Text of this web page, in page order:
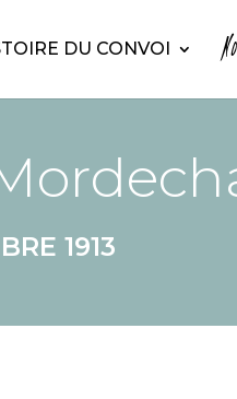
DU CONVOI
1913